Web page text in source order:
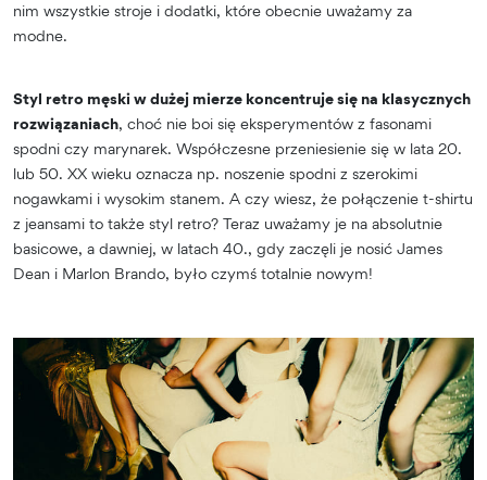
nim wszystkie stroje i dodatki, które obecnie uważamy za
modne.
Styl retro męski w dużej mierze koncentruje się na klasycznych
rozwiązaniach, choć nie boi się eksperymentów z fasonami
spodni czy marynarek. Współczesne przeniesienie się w lata 20.
lub 50. XX wieku oznacza np. noszenie spodni z szerokimi
nogawkami i wysokim stanem. A czy wiesz, że połączenie t-shirtu
z jeansami to także styl retro? Teraz uważamy je na absolutnie
basicowe, a dawniej, w latach 40., gdy zaczęli je nosić James
Dean i Marlon Brando, było czymś totalnie nowym!